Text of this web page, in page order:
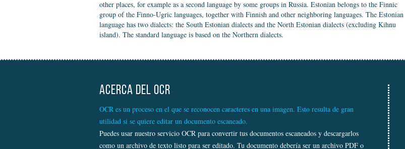
other places, for example as a second language by some groups in Russia. Estonian belongs to the Finnic
group of the Finno-Ugric languages, together with Finnish and other neighboring languages. The Estonian
language has two dialects: the South Estonian dialects and the North Estonian dialects (excluding Kihnu
island). The standard language is based on the Northern dialects.
ACERCA DEL OCR
OCR es un proceso en el que se reconocen caracteres en una imagen. Esto resulta de gran
utilidad si se quiere editar un documento escaneado.
Puedes usar nuestro servicio OCR para convertir tus documentos escaneados y descargarlos
como un archivo de texto listo para ser editado. Tu documento debería ser un archivo PDF o